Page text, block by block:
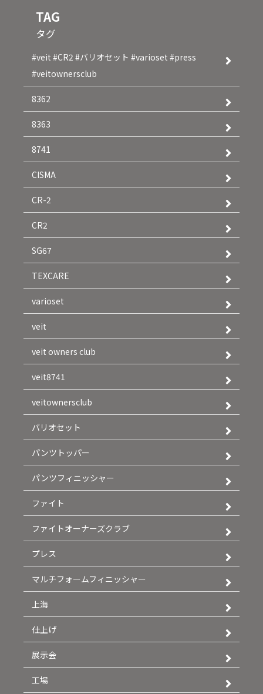
TAG
タグ
#veit #CR2 #バリオセット #varioset #press
#veitownersclub
8362
8363
8741
CISMA
CR-2
CR2
SG67
TEXCARE
varioset
veit
veit owners club
veit8741
veitownersclub
バリオセット
パンツトッパー
パンツフィニッシャー
ファイト
ファイトオーナーズクラブ
プレス
マルチフォームフィニッシャー
上海
仕上げ
展示会
工場